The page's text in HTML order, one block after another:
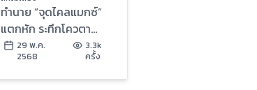
ทำนาย “จุดไคลแมกซ์”
แตกหัก ระทึกโควตา
“ครม.” ส่อ “อัปเปหิ” พ้น
รัฐบาล ?
29 พ.ค.
2568
3.3k
ครั้ง